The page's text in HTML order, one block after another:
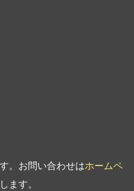
。お問い合わせはホームペ
ます。